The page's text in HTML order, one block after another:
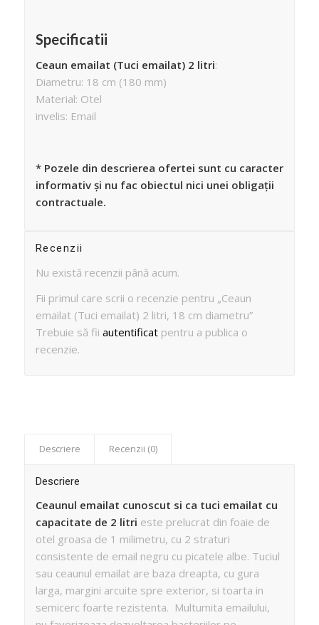
Specificatii
Ceaun emailat (Tuci emailat) 2 litri:
Diametru: 18 cm (180 mm)
Material: Otel
invelis: Email
* Pozele din descrierea ofertei sunt cu caracter
informativ și nu fac obiectul nici unei obligații
contractuale.
Recenzii
Nu există recenzii până acum.
Fii primul care scrii o recenzie pentru „Ceaun
emailat (Tuci emailat) 2 litri, 18 cm diametru”
Trebuie să fii autentificatpentru a publica o
recenzie.
Descriere Recenzii (0)
Descriere
Ceaunul emailat cunoscut si ca tuci emailat cu
capacitate de 2 litri este prelucrat din foaie de
otel groasa de 1 milimetru, cu 2 straturi
consistente de email negru cu picatele albe. Tuciul
sau ceaunul emailat are baza dreapta, cu gura
larga, margini arcuite spre exterior, si toarta in
semicerc foarte rezistenta. Multumita emailului,